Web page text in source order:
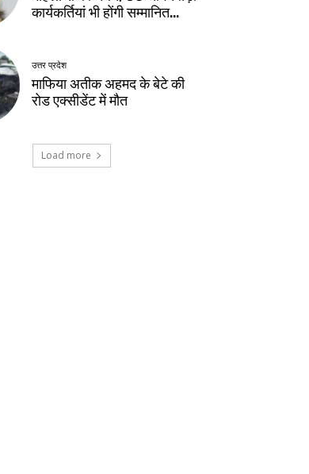
कार्यकर्तियां भी होंगी सम्मानित…
उत्तर प्रदेश
माफिया अतीक अहमद के बेटे की
रोड एक्सीडेंट में मौत
Load more